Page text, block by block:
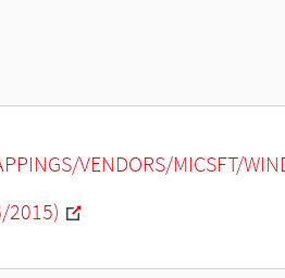
VENDORS/MICSFT/
2015)